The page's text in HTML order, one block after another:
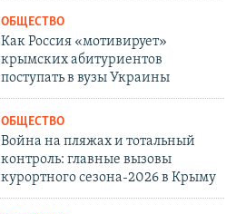
ОБЩЕСТВО
Как Россия «мотивирует»
крымских абитуриентов
поступать в вузы Украины
ОБЩЕСТВО
Война на пляжах и тотальный
контроль: главные вызовы
курортного сезона-2026 в Крыму